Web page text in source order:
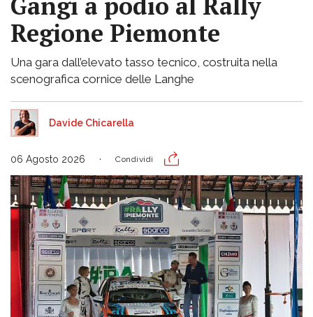
Regione Piemonte
Una gara dall’elevato tasso tecnico, costruita nella
scenografica cornice delle Langhe
Davide Chicarella
06 Agosto 2026 Condividi